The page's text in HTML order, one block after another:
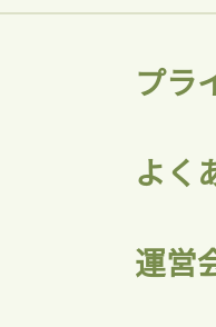
プラ
よく
運営